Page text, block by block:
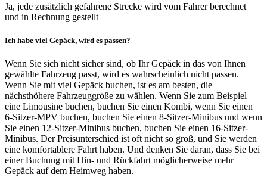
Ja, jede zusätzlich gefahrene Strecke wird vom Fahrer berechnet
und in Rechnung gestellt
Ich habe viel Gepäck, wird es passen?
Wenn Sie sich nicht sicher sind, ob Ihr Gepäck in das von Ihnen
gewählte Fahrzeug passt, wird es wahrscheinlich nicht passen.
Wenn Sie mit viel Gepäck buchen, ist es am besten, die
nächsthöhere Fahrzeuggröße zu wählen. Wenn Sie zum Beispiel
eine Limousine buchen, buchen Sie einen Kombi, wenn Sie einen
6-Sitzer-MPV buchen, buchen Sie einen 8-Sitzer-Minibus und wenn
Sie einen 12-Sitzer-Minibus buchen, buchen Sie einen 16-Sitzer-
Minibus. Der Preisunterschied ist oft nicht so groß, und Sie werden
eine komfortablere Fahrt haben. Und denken Sie daran, dass Sie bei
einer Buchung mit Hin- und Rückfahrt möglicherweise mehr
Gepäck auf dem Heimweg haben.